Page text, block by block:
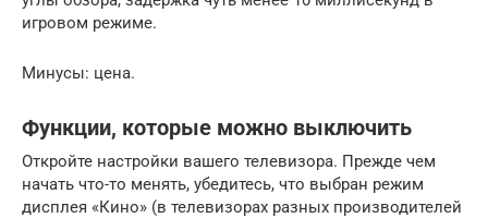
игровом режиме.
Минусы: цена.
Функции, которые можно выключить
Откройте настройки вашего телевизора. Прежде чем
начать что-то менять, убедитесь, что выбран режим
дисплея «Кино» (в телевизорах разных производителей